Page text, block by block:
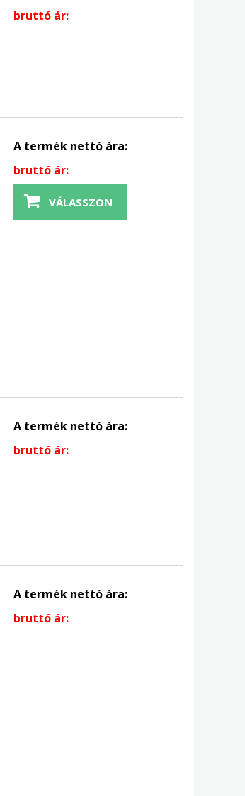
bruttó ár:
A termék nettó ára:
bruttó ár:
VÁLASSZON
A termék nettó ára:
bruttó ár:
A termék nettó ára:
bruttó ár: